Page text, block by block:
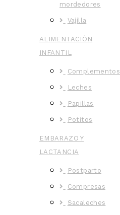
mordedores
Vajilla
ALIMENTACIÓN
INFANTIL
Complementos
Leches
Papillas
Potitos
EMBARAZO Y
LACTANCIA
Postparto
Compresas
Sacaleches